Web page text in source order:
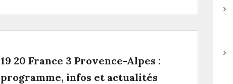
19 20 France 3 Provence-Alpes :
programme, infos et actualités